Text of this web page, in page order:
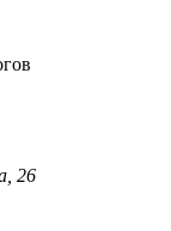
26